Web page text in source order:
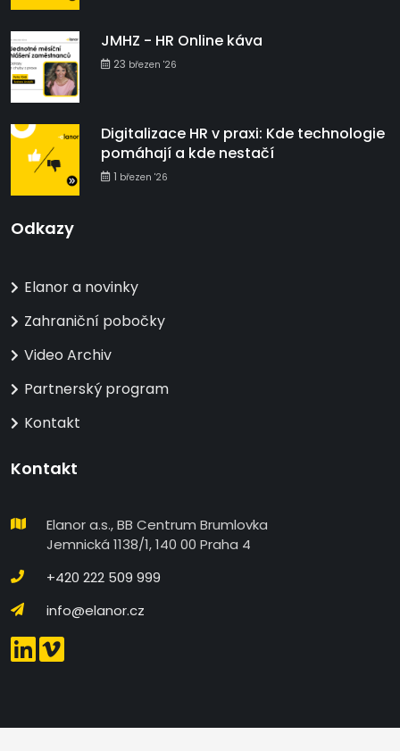
JMHZ - HR Online káva
23 březen '26
Digitalizace HR v praxi: Kde technologie
pomáhají a kde nestačí
1 březen '26
Odkazy
Elanor a novinky
Zahraniční pobočky
Video Archiv
Partnerský program
Kontakt
Kontakt
Elanor a.s., BB Centrum Brumlovka
Jemnická 1138/1, 140 00 Praha 4
+420 222 509 999
info@elanor.cz